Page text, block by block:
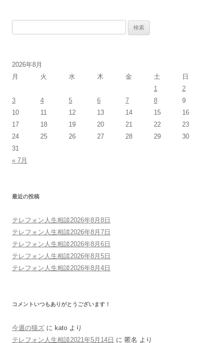
2026年8月
月
火 水 木 金 土
日
1
2
3
4 5 6 7 8
9
10
11 12 13 14 15
16
17
18 19 20 21 22
23
24
25 26 27 28 29
30
31
« 7月
最近の投稿
テレフォン人生相談2026年8月8日
テレフォン人生相談2026年8月7日
テレフォン人生相談2026年8月6日
テレフォン人生相談2026年8月5日
テレフォン人生相談2026年8月4日
コメントいつもありがとうございます！
今週の猫ズ に kato より
テレフォン人生相談2021年5月14日 に 匿名 より